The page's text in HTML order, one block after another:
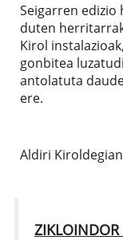
Seigarren
duten
Kirol
gonbitea
antolatuta
ere.
Aldiri